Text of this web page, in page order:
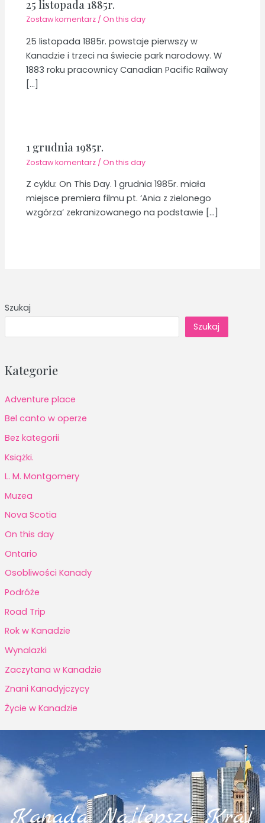
Szukaj
Szukaj
Kategorie
Adventure place
Bel canto w operze
Bez kategorii
Książki.
L. M. Montgomery
Muzea
Nova Scotia
On this day
Ontario
Osobliwości Kanady
Podróże
Road Trip
Rok w Kanadzie
Wynalazki
Zaczytana w Kanadzie
Znani Kanadyjczycy
Życie w Kanadzie
25 listopada 1885r.
Zostaw komentarz /On this day
25 listopada 1885r. powstaje pierwszy w
Kanadzie i trzeci na świecie park narodowy. W
1883 roku pracownicy Canadian Pacific Railway
[…]
1 grudnia 1985r.
Zostaw komentarz /On this day
Z cyklu: On This Day. 1 grudnia 1985r. miała
miejsce premiera filmu pt. ‘Ania z zielonego
wzgórza’ zekranizowanego na podstawie […]